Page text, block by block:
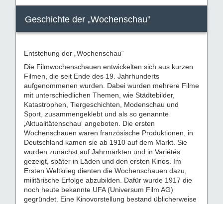
Geschichte der „Wochenschau”
Entstehung der „Wochenschau“
Die Filmwochenschauen entwickelten sich aus kurzen
Filmen, die seit Ende des 19. Jahrhunderts
aufgenommenen wurden. Dabei wurden mehrere Filme
mit unterschiedlichen Themen, wie Städtebilder,
Katastrophen, Tiergeschichten, Modenschau und
Sport, zusammengeklebt und als so genannte
‚Aktualitätenschau‘ angeboten. Die ersten
Wochenschauen waren französische Produktionen, in
Deutschland kamen sie ab 1910 auf dem Markt. Sie
wurden zunächst auf Jahrmärkten und in Variétés
gezeigt, später in Läden und den ersten Kinos. Im
Ersten Weltkrieg dienten die Wochenschauen dazu,
militärische Erfolge abzubilden. Dafür wurde 1917 die
noch heute bekannte UFA (Universum Film AG)
gegründet. Eine Kinovorstellung bestand üblicherweise